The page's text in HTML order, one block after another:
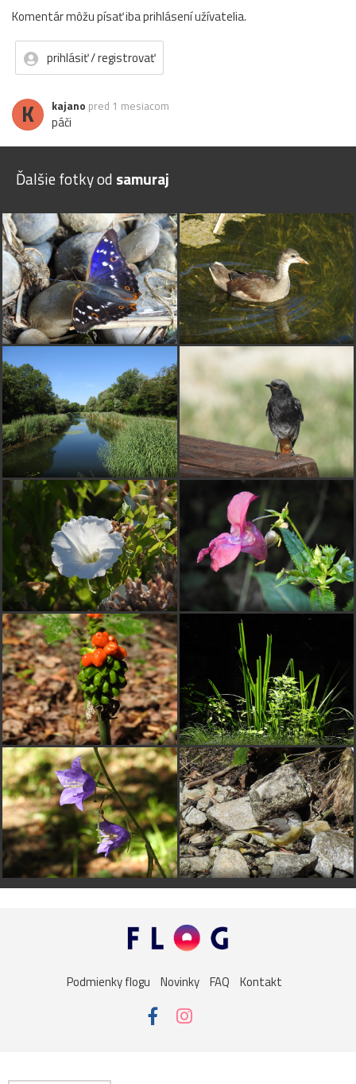
Komentár môžu písať iba prihlásení užívatelia.
prihlásiť / registrovať
K kajano pred 1 mesiacom
páči
Ďalšie fotky od samuraj
Podmienky flogu Novinky FAQ Kontakt